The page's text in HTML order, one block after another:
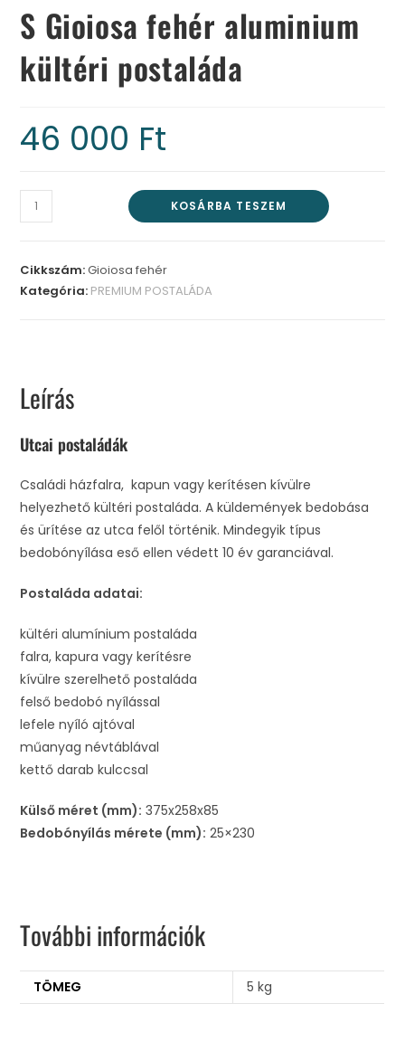
S Gioiosa fehér aluminium
kültéri postaláda
46 000 Ft
KOSÁRBA TESZEM
Cikkszám:Gioiosa fehér
Kategória: PREMIUM POSTALÁDA
Leírás
Utcai postaládák
Családi házfalra, kapun vagy kerítésen kívülre
helyezhető kültéri postaláda. A küldemények bedobása
és ürítése az utca felől történik. Mindegyik típus
bedobónyílása eső ellen védett 10 év garanciával.
Postaláda adatai:
kültéri alumínium postaláda
falra, kapura vagy kerítésre
kívülre szerelhető postaláda
felső bedobó nyílással
lefele nyíló ajtóval
műanyag névtáblával
kettő darab kulccsal
Külső méret (mm): 375x258x85
Bedobónyílás mérete (mm): 25×230
További információk
TÖMEG 5 kg